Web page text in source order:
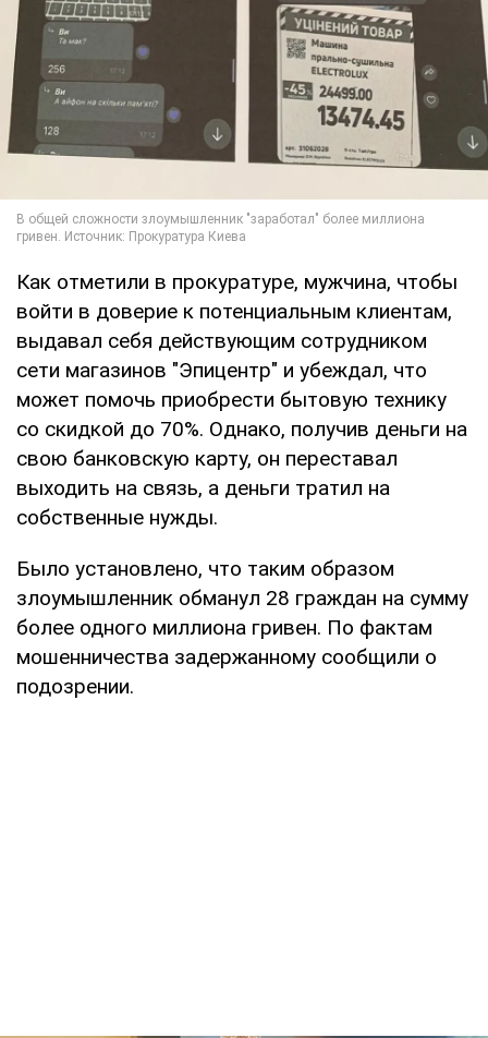
Как отметили в прокуратуре, мужчина, чтобы
войти в доверие к потенциальным клиентам,
выдавал себя действующим сотрудником
сети магазинов "Эпицентр" и убеждал, что
может помочь приобрести бытовую технику
со скидкой до 70%. Однако, получив деньги на
свою банковскую карту, он переставал
выходить на связь, а деньги тратил на
собственные нужды.
Было установлено, что таким образом
злоумышленник обманул 28 граждан на сумму
более одного миллиона гривен. По фактам
мошенничества задержанному сообщили о
подозрении.